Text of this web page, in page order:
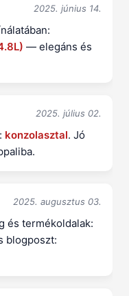
2025. június 14.
— elegáns és
2025. július 02.
konzolasztal. Jó
2025. augusztus 03.
és termékoldalak:
blogposzt: